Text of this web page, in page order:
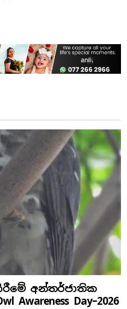
අන්තර්ජාතික
Awareness Day–2026